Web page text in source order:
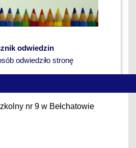
odwiedzin
odwiedziło stronę
nr 9 w Bełchatowie